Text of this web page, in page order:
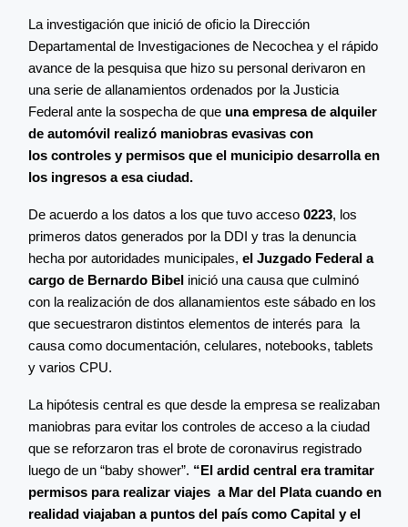
La investigación que inició de oficio la Dirección
Departamental de Investigaciones de Necochea y el rápido
avance de la pesquisa que hizo su personal derivaron en
una serie de allanamientos ordenados por la Justicia
Federal ante la sospecha de que una empresa de alquiler
de automóvil realizó maniobras evasivas con
los controles y permisos que el municipio desarrolla en
los ingresos a esa ciudad.
De acuerdo a los datos a los que tuvo acceso 0223, los
primeros datos generados por la DDI y tras la denuncia
hecha por autoridades municipales, el Juzgado Federal a
cargo de Bernardo Bibel inició una causa que culminó
con la realización de dos allanamientos este sábado en los
que secuestraron distintos elementos de interés para la
causa como documentación, celulares, notebooks, tablets
y varios CPU.
La hipótesis central es que desde la empresa se realizaban
maniobras para evitar los controles de acceso a la ciudad
que se reforzaron tras el brote de coronavirus registrado
luego de un “baby shower”. “El ardid central era tramitar
permisos para realizar viajes a Mar del Plata cuando en
realidad viajaban a puntos del país como Capital y el